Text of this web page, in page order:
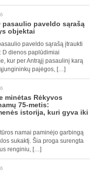
pasaulio paveldo sąrašą
objektai
paveldo sąrašą įtraukti
D dienos paplūdimiai
kur per Antrąjį pasaulinį karą
pajėgos, […]
minėtas Rėkyvos
75-metis:
istorija, kuri gyva iki
namai paminėjo garbingą
sukaktį. Šia proga surengta
renginiu, […]